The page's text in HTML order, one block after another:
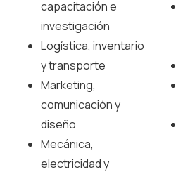
capacitación e
investigación
Logística, inventario
y transporte
Marketing,
comunicación y
diseño
Mecánica,
electricidad y